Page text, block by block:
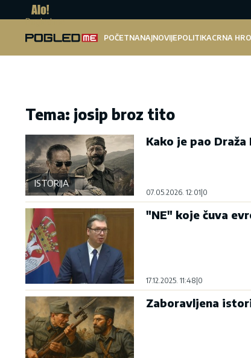
Pogled.me
POČETNANAJNOVIJEPOLITIKACRNA
Tema: josip broz tito
ISTORIJA
Kako je pao
07.05.2026. 12:01 0
"NE" koje čuva
17.12.2025. 11:48 0
Zaboravljena